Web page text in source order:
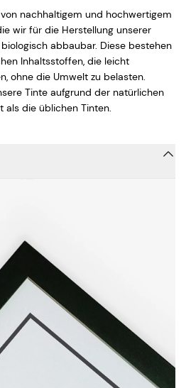
nachhaltigem und hochwertigem
wir für die Herstellung unserer
abbaubar. Diese bestehen
Inhaltsstoffen, die leicht
ohne die Umwelt zu belasten.
Tinte aufgrund der natürlichen
als die üblichen Tinten.